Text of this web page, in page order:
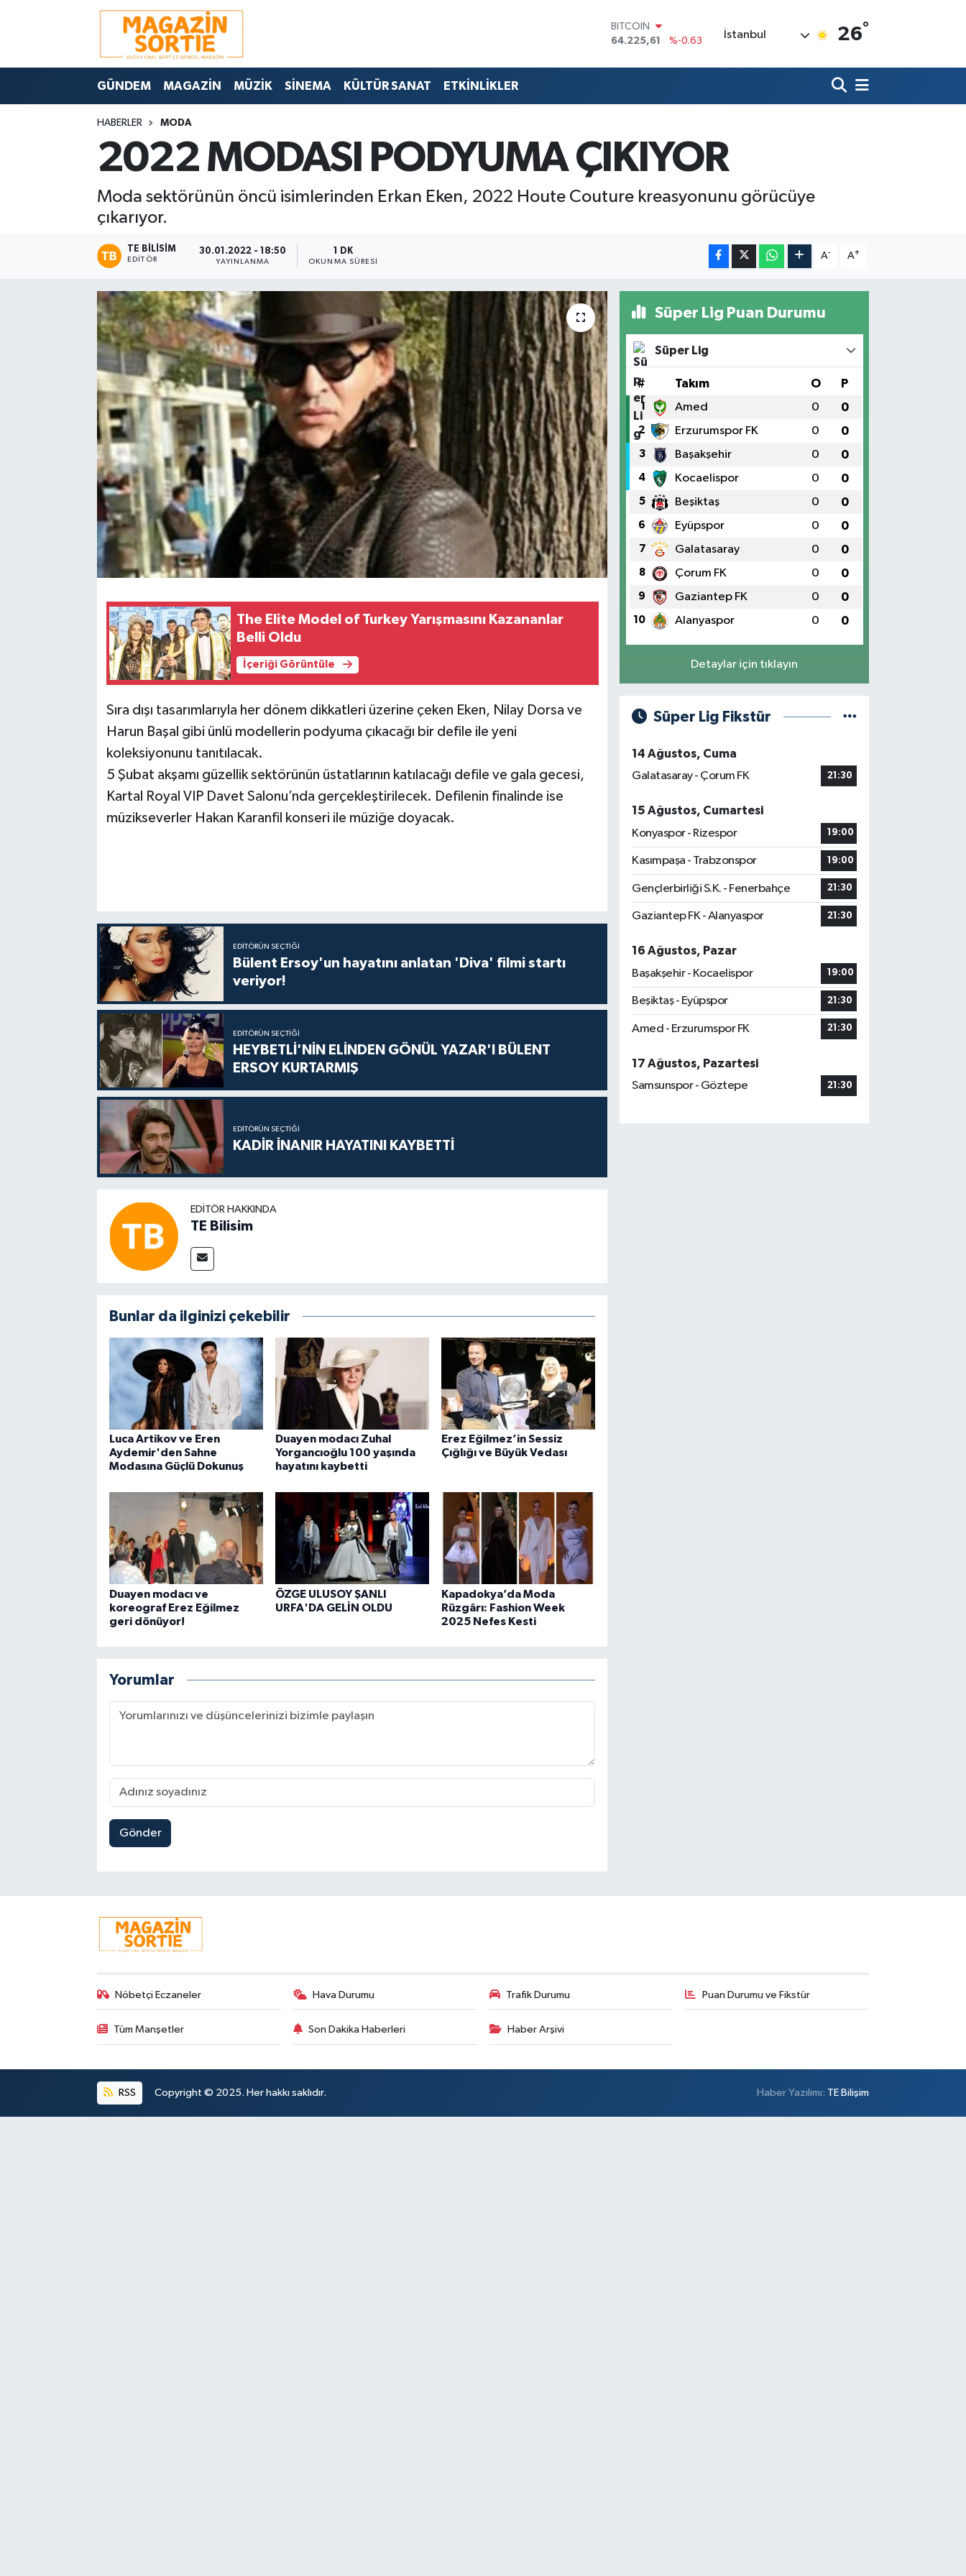
DOLAR
47,7143
%0.16
55,0317
%-0.02
BİST100
13.799
%70
BITCOIN
İstanbul 26°
GÜNDEM MAGAZİN MÜZİK SİNEMA KÜLTÜR SANAT ETKİNLİKLER
HABERLER MODA
2022 MODASI PODYUMA ÇIKIYOR
Moda sektörünün öncü isimlerinden Erkan Eken, 2022 Houte Couture kreasyonunu görücüye
çıkarıyor.
TE BILISIM
EDITÖR
30.01.2022 - 18:50
YAYINLANMA
1 DK
OKUNMA SÜRESI
A- A+
The Elite Model of Turkey Yarışmasını Kazananlar
Belli Oldu
İçeriği Görüntüle
Sıra dışı tasarımlarıyla her dönem dikkatleri üzerine çeken Eken, Nilay Dorsa ve
Harun Başal gibi ünlü modellerin podyuma çıkacağı bir defile ile yeni
koleksiyonunu tanıtılacak.
5 Şubat akşamı güzellik sektörünün üstatlarının katılacağı defile ve gala gecesi,
Kartal Royal VIP Davet Salonu’nda gerçekleştirilecek. Defilenin finalinde ise
müzikseverler Hakan Karanfil konseri ile müziğe doyacak.
EDITÖRÜN SEÇTIĞI
Bülent Ersoy'un hayatını anlatan 'Diva' filmi startı
veriyor!
EDITÖRÜN SEÇTIĞI
HEYBETLİ'NİN ELİNDEN GÖNÜL YAZAR'I BÜLENT
ERSOY KURTARMIŞ
EDITÖRÜN SEÇTIĞI
KADİR İNANIR HAYATINI KAYBETTİ
EDITÖR HAKKINDA
TE Bilisim
Bunlar da ilginizi çekebilir
Luca Artikov ve Eren
Aydemir'den Sahne
Modasına Güçlü Dokunuş
Duayen modacı Zuhal
Yorgancıoğlu 100 yaşında
hayatını kaybetti
Erez Eğilmez’in Sessiz
Çığlığı ve Büyük Vedası
Duayen modacı ve
koreograf Erez Eğilmez
geri dönüyor!
ÖZGE ULUSOY ŞANLI
URFA'DA GELİN OLDU
Kapadokya’da Moda
Rüzgârı: Fashion Week
2025 Nefes Kesti
Yorumlar
Gönder
Süper Lig Puan Durumu
Süper Lig
# Takım O P
1 Amed 0 0
2 Erzurumspor FK 0 0
3 Başakşehir 0 0
4 Kocaelispor 0 0
5 Beşiktaş 0 0
6 Eyüpspor 0 0
7 Galatasaray 0 0
8 Çorum FK 0 0
9 Gaziantep FK 0 0
10 Alanyaspor 0 0
Detaylar için tıklayın
Süper Lig Fikstür
14 Ağustos, Cuma
Galatasaray - Çorum FK
21:30
15 Ağustos, Cumartesi
Konyaspor - Rizespor
19:00
Kasımpaşa - Trabzonspor 19:00
Gençlerbirliği S.K. - Fenerbahçe 21:30
Gaziantep FK - Alanyaspor 21:30
16 Ağustos, Pazar
Başakşehir - Kocaelispor
19:00
Beşiktaş - Eyüpspor 21:30
Amed - Erzurumspor FK 21:30
17 Ağustos, Pazartesi
Samsunspor - Göztepe
21:30
Nöbetçi Eczaneler Hava Durumu Trafik Durumu Puan Durumu ve Fikstür
Tüm Manşetler Son Dakika Haberleri Haber Arşivi
RSS Copyright © 2025. Her hakkı saklıdır. Haber Yazılımı: TE Bilişim
Nöbetçi Eczaneler
Hava Durumu
Trafik Durumu
Süper Lig Puan Durumu ve Fikstür
Tüm Manşetler